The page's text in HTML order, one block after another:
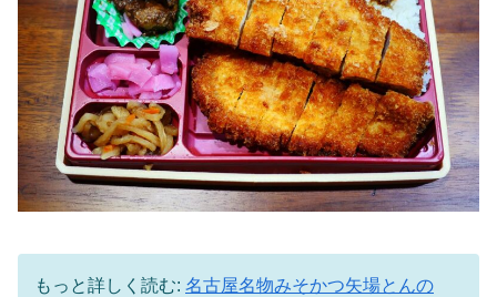
もっと詳しく読む: 名古屋名物みそかつ矢場とんの